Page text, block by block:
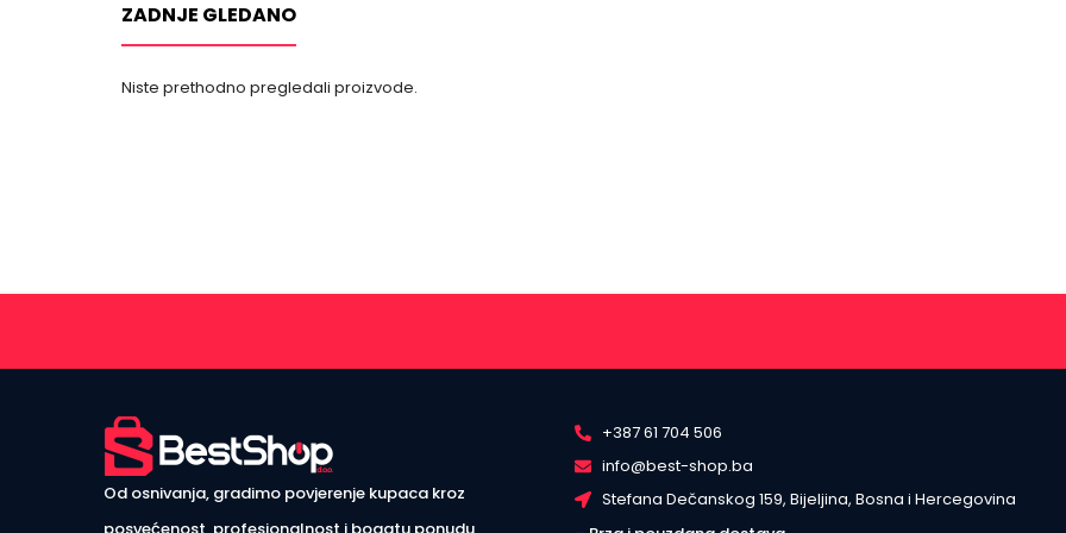
ZADNJE GLEDANO
Niste prethodno pregledali proizvode.
Od osnivanja, gradimo povjerenje kupaca kroz
+387 61 704 506
info@best-shop.ba
Stefana Dečanskog 159, Bijeljina, Bosna i Hercegovina